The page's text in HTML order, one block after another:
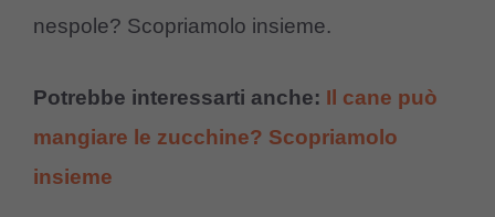
nespole? Scopriamolo insieme.
Potrebbe interessarti anche: Il cane può
mangiare le zucchine? Scopriamolo
insieme